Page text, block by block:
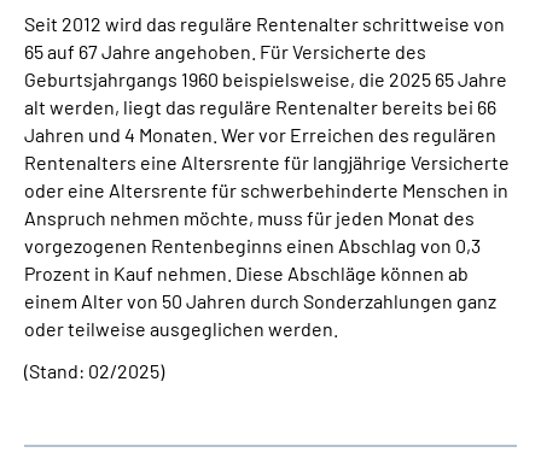
Über uns & Presse
Online-Services
Suche
Language
Inhalte in Gebärdensprache (DGS)
Leichte Sprache
Mein Kundenportal
Seit 2012 wird das reguläre Rentenalter schrittweise von
65 auf 67 Jahre angehoben. Für Versicherte des
Geburtsjahrgangs 1960 beispielsweise, die 2025 65 Jahre
alt werden, liegt das reguläre Rentenalter bereits bei 66
Jahren und 4 Monaten. Wer vor Erreichen des regulären
Rentenalters eine Altersrente für langjährige Versicherte
oder eine Altersrente für schwerbehinderte Menschen in
Anspruch nehmen möchte, muss für jeden Monat des
vorgezogenen Rentenbeginns einen Abschlag von 0,3
Prozent in Kauf nehmen. Diese Abschläge können ab
einem Alter von 50 Jahren durch Sonderzahlungen ganz
oder teilweise ausgeglichen werden.
(Stand: 02/2025)